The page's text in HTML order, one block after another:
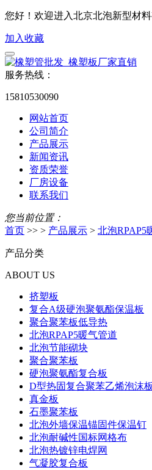
您好！欢迎进入北京北泡新型材料
加入收藏
服务热线：
15810530090
网站首页
公司简介
产品展示
新闻资讯
资质荣誉
厂房设备
联系我们
您当前位置：
首页 >> > 产品展示 > 北泡RPAP5
产品分类
ABOUT US
挤塑板
复合A级硬泡聚氨酯保温板
聚合聚苯板低导热
北泡RPAP5暖气管道
北泡节能砌块
聚合聚苯板
硬泡聚氨酯复合板
D型热固复合聚苯乙烯泡沫板
真金板
石墨聚苯板
北泡外墙保温锚固件保温钉
北泡耐碱性国标网格布
北泡热镀锌电焊网
气凝胶复合板